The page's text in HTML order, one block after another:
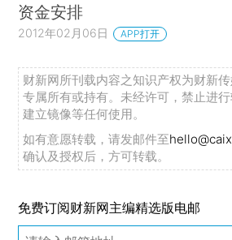
资金安排
2012年02月06日 APP打开
财新网所刊载内容之知识产权为财新
专属所有或持有。未经许可，禁止进
建立镜像等任何使用。
如有意愿转载，请发邮件至
确认及授权后，方可转载。
免费订阅财新网主编精选版电邮